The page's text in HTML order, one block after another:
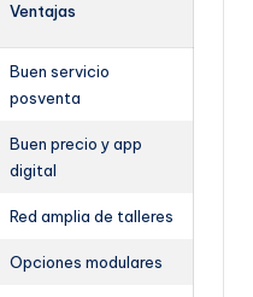
Ventajas
Buen servicio
posventa
Buen precio y app
digital
Red amplia de talleres
Opciones modulares